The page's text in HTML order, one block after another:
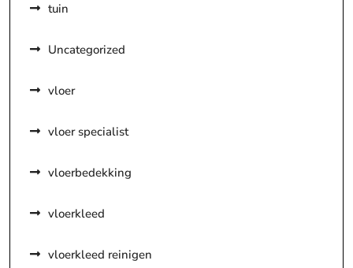
tuin
Uncategorized
vloer
vloer specialist
vloerbedekking
vloerkleed
vloerkleed reinigen